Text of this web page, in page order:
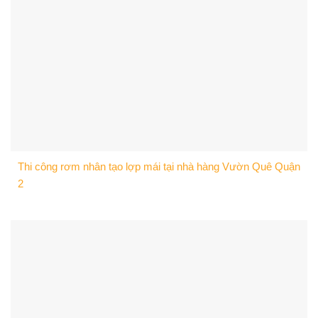
Thi công rơm nhân tạo lợp mái tại nhà hàng Vườn Quê Quận
2